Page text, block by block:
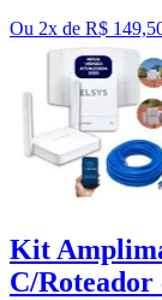
Ou 2x de R$
Kit
C/Roteador